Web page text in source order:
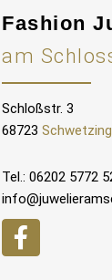
Fashion
am
Schloßstr. 3
68723
Tel.: 06202 5772